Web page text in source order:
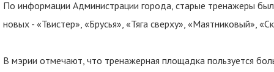
По информации Администрации города, старые тренажеры
новых - «Твистер», «Брусья», «Тяга сверху», «Маятниковый»,
В мэрии отмечают, что тренажерная площадка пользуется